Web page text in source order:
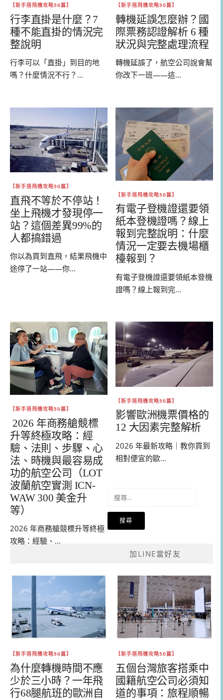
【新手搭飛機攻略50篇】
行李直掛是什麼？7
種不能直掛的情況完
整說明
行李可以「直掛」到目的地
嗎？什麼情況不行？...
【新手搭飛機攻略50篇】
轉機延誤怎麼辦？國
際票務認證解析 6 種
狀況與完整處理流程
轉機延誤了，航空公司說會幫
你改下一班——這...
【新手搭飛機攻略50篇】
直飛不等於不停站！
坐上飛機才發現停一
站？這個差異99%的
人都搞錯過
你以為買到直飛，結果飛機中
途停了一站——你...
【新手搭飛機攻略50篇】
有電子登機證還要領
紙本登機證嗎？線上
報到完整說明：什麼
情況一定要去機場櫃
檯報到？
有電子登機證還要領紙本登機
證嗎？線上報到完...
【新手搭飛機攻略50篇】
2026 年商務艙競標
升等終極攻略：經
驗、法則、步驟、心
法、時機與最容易成
功的航空公司（LOT
波蘭航空實測 ICN-
WAW 300 美金升
等）
2026 年商務艙競標升等終極
攻略：經驗、...
【新手搭飛機攻略50篇】
影響歐洲機票價格的
12 大因素完整解析
2026 年最新攻略｜教你買到
相對便宜的歐...
【新手搭飛機攻略50篇】
為什麼轉機時間不應
少於三小時？一年飛
行68腿航班的歐洲自
【新手搭飛機攻略50篇】
五個台灣旅客搭乘中
國籍航空公司必須知
道的事項：旅程順暢
關
加LINE當好友